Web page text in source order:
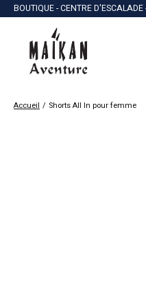
BOUTIQUE - CENTRE
Accueil / Shorts All In pour femme